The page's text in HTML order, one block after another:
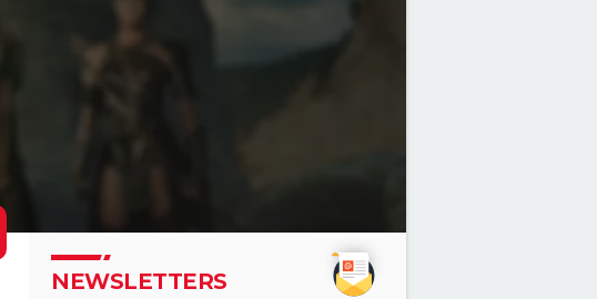
NEWSLETTERS